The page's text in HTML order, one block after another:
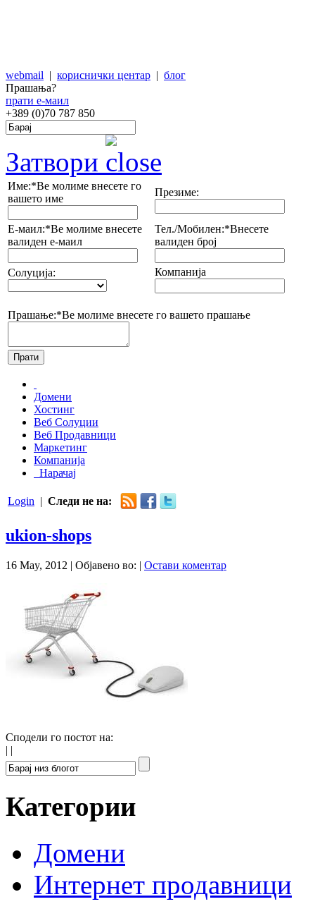
webmail | кориснички центар | блог
Прашања?
прати е-маил
+389 (0)70 787 850
Затвори
Име:*Ве молиме внесете го
вашето име
Презиме:
Е-маил:*Ве молиме внесете
валиден е-маил
Тел./Мобилен:*Внесете
валиден број
Солуција: Компанија
Прашање:*Ве молиме внесете го вашето прашање
Домени
Хостинг
Веб Солуции
Веб Продавници
Маркетинг
Компанија
Нарачај
Login | Следи не на:
ukion-shops
16 May, 2012 | Објавено во: | Остави коментар
Сподели го постот на:
| |
Категории
Домени
Интернет продавници